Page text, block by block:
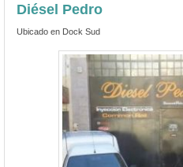
Diésel Pedro
Ubicado en Dock Sud